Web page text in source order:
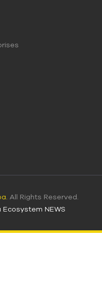
All Rights Reserved.
Ecosystem NEWS